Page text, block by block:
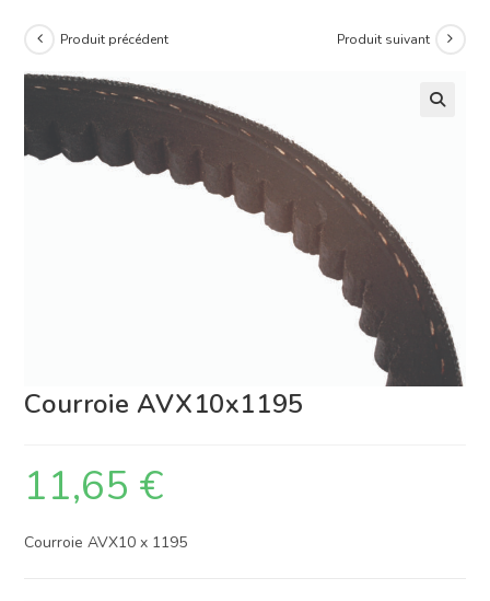
Produit précédent Produit suivant
Courroie AVX10x1195
11,65 €
Courroie AVX10 x 1195